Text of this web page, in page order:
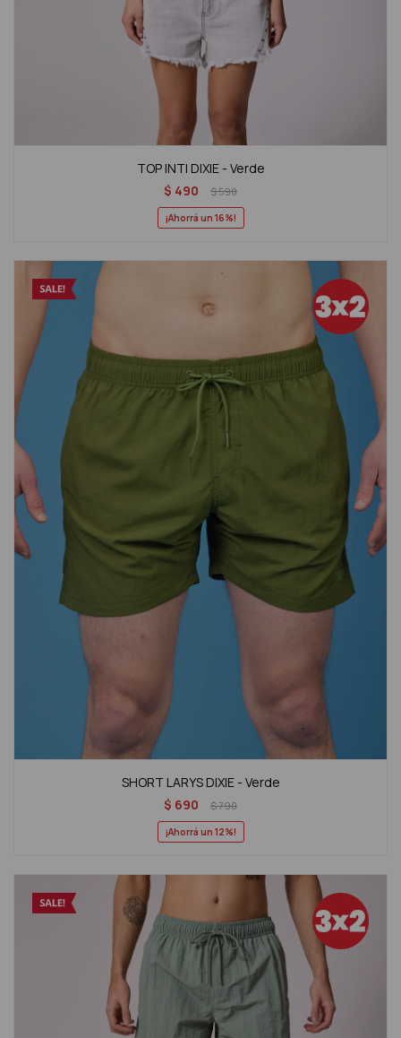
TOP INTI DIXIE - Verde
$ 490 $590
16
SHORT LARYS DIXIE - Verde
$ 690 $790
12